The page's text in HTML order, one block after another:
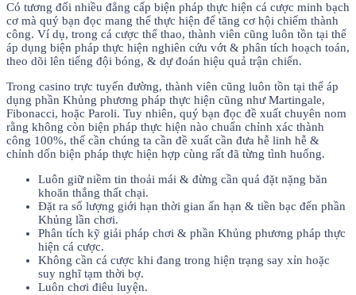
Có tương đối nhiều đẳng cấp biện pháp thực hiện cá cược minh bạch
cơ mà quý bạn đọc mang thể thực hiện để tăng cơ hội chiếm thành
công. Ví dụ, trong cá cược thể thao, thành viên cũng luôn tồn tại thể
áp dụng biện pháp thực hiện nghiên cứu vớt & phân tích hoạch toán,
theo dõi lên tiếng đội bóng, & dự đoán hiệu quả trận chiến.
Trong casino trực tuyến đường, thành viên cũng luôn tồn tại thể áp
dụng phần Khủng phương pháp thực hiện cũng như Martingale,
Fibonacci, hoặc Paroli. Tuy nhiên, quý bạn đọc đề xuất chuyên nom
rằng không còn biện pháp thực hiện nào chuẩn chỉnh xác thành
công 100%, thế cần chúng ta cần đề xuất cần đưa hễ linh hễ &
chỉnh dốn biện pháp thực hiện hợp cùng rất đã từng tình huống.
Luôn giữ niềm tin thoải mái & đừng cần quá đặt nặng băn
khoăn thắng thất chại.
Đặt ra số lượng giới hạn thời gian ấn hạn & tiền bạc đến phần
Khủng lần chơi.
Phân tích kỹ giải pháp chơi & phần Khủng phương pháp thực
hiện cá cược.
Không cần cá cược khi đang trong hiện trạng say xỉn hoặc
suy nghĩ tạm thời bợ.
Luôn chơi điêu luyện.